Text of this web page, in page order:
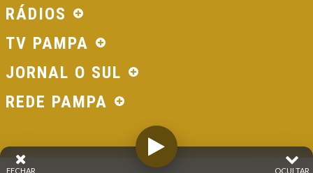
RÁDIOS
TV PAMPA
JORNAL O SUL
REDE PAMPA
OCULTAR
FECHAR